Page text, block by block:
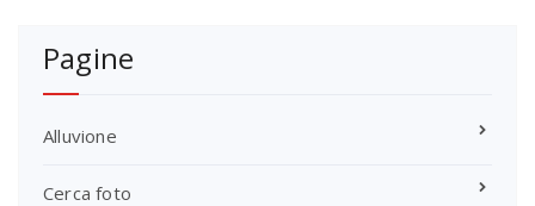
Pagine
Alluvione
Cerca foto